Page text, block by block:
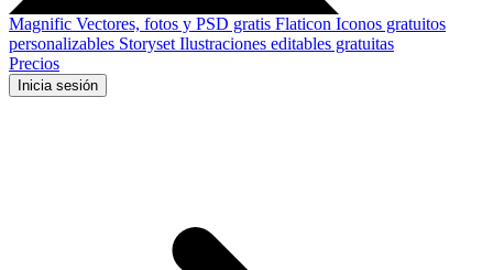
Magnific Vectores, fotos y PSD gratis Flaticon Iconos gratuitos
personalizables Storyset Ilustraciones editables gratuitas
Precios
Inicia sesión